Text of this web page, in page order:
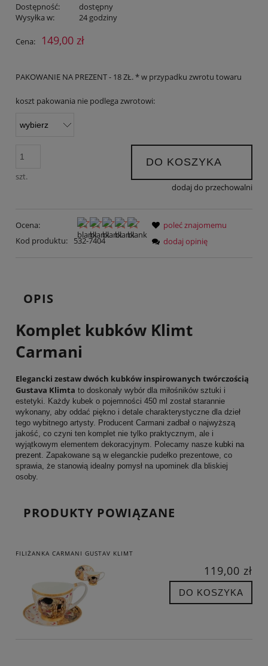
Dostępność:
dostępny
Wysyłka w:
24 godziny
Cena: 149,00 zł
PAKOWANIE NA PREZENT - 18 ZŁ. * w przypadku zwrotu towaru
koszt pakowania nie podlega zwrotowi:
szt.
DO KOSZYKA
dodaj do przechowalni
Ocena:
Kod produktu:
532-7404
poleć znajomemu
dodaj opinię
OPIS
Komplet kubków Klimt
Carmani
Elegancki zestaw dwóch kubków inspirowanych twórczością
Gustava Klimta to doskonały wybór dla miłośników sztuki i
estetyki. Każdy kubek o pojemności 450 ml został starannie
wykonany, aby oddać piękno i detale charakterystyczne dla dzieł
tego wybitnego artysty. Producent Carmani zadbał o najwyższą
jakość, co czyni ten komplet nie tylko praktycznym, ale i
wyjątkowym elementem dekoracyjnym. Polecamy nasze kubki na
prezent . Zapakowane są w eleganckie pudełko prezentowe, co
sprawia, że stanowią idealny pomysł na upominek dla bliskiej
osoby.
PRODUKTY POWIĄZANE
FILIŻANKA CARMANI GUSTAV KLIMT
119,00 zł
DO KOSZYKA